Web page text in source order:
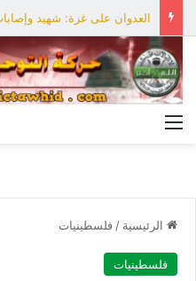
الرئيسية /فلسطينيات
فلسطينيات